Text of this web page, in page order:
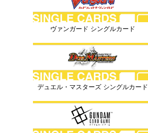
ヴァンガード シングルカード
デュエル・マスターズ シングルカード